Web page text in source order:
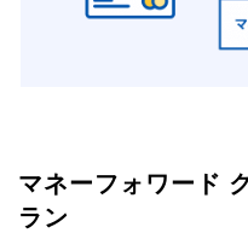
マネーフォワード
ラン